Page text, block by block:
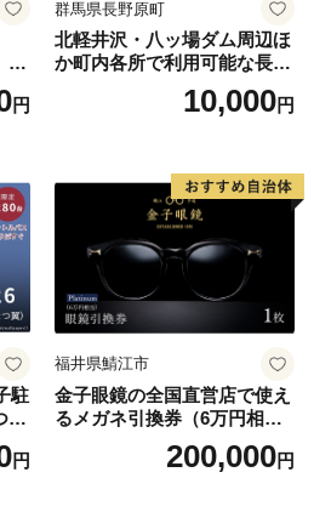
選
円
群馬県長野原町
北軽井沢・八ッ場ダム周辺ほ
か町内各所で利用可能な長野
原町ふるさと感謝券（3,000
円分）【トラベル 観光 旅行
10,000円
駐
円
福井県鯖江市
金子眼鏡の全国直営店で使え
るメガネ引換券（6万円相
当） Platinum200,000円